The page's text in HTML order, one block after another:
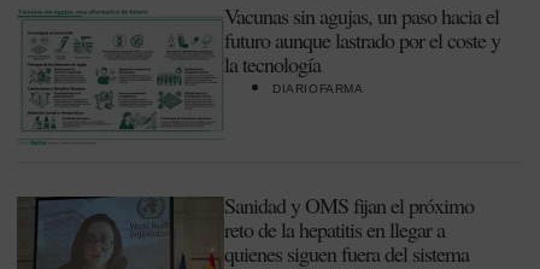
Vacunas sin agujas, un paso hacia el
futuro aunque lastrado por el coste y
la tecnología
DIARIOFARMA
Sanidad y OMS fijan el próximo
reto de la hepatitis en llegar a
quienes siguen fuera del sistema